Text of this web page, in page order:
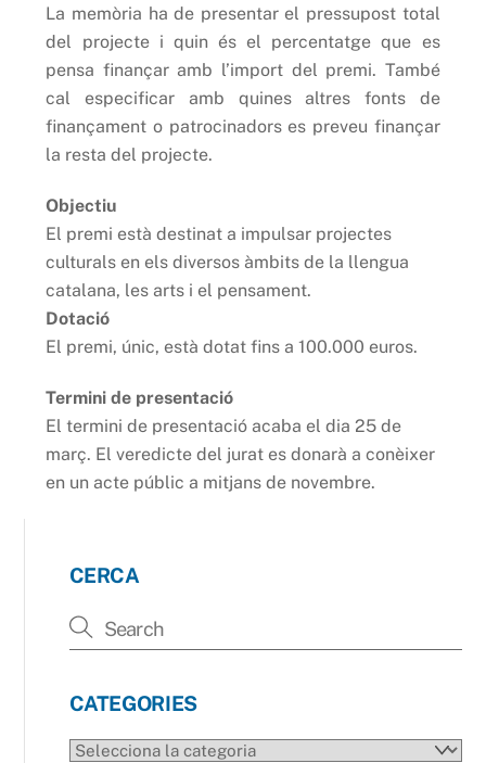
La memòria ha de presentar el pressupost total
del projecte i quin és el percentatge que es
pensa finançar amb l’import del premi. També
cal especificar amb quines altres fonts de
finançament o patrocinadors es preveu finançar
la resta del projecte.
Objectiu
El premi està destinat a impulsar projectes
culturals en els diversos àmbits de la llengua
catalana, les arts i el pensament.
Dotació
El premi, únic, està dotat fins a 100.000 euros.
Termini de presentació
El termini de presentació acaba el dia 25 de
març. El veredicte del jurat es donarà a conèixer
en un acte públic a mitjans de novembre.
CERCA
CATEGORIES
CATEGORIES